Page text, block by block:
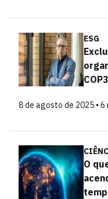
ESG
8 de agosto de 2025 • 6
O